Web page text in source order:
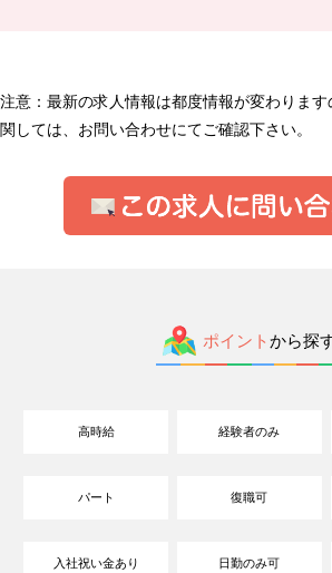
注意：最新の求人情報は都度情報が変わりま
関しては、お問い合わせにてご確認下さい。
ポイントから探
高時給 経験者のみ
パート 復職可
入社祝い金あり 日勤のみ可